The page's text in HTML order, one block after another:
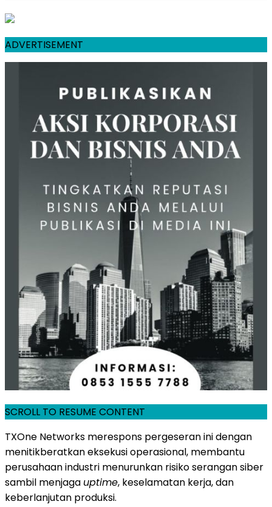
ADVERTISEMENT
SCROLL TO RESUME CONTENT
TXOne Networks merespons pergeseran ini dengan
menitikberatkan eksekusi operasional, membantu
perusahaan industri menurunkan risiko serangan siber
sambil menjaga uptime, keselamatan kerja, dan
keberlanjutan produksi.